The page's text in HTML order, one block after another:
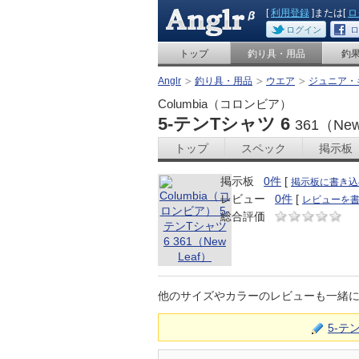
[利用登録 ]または[
ログイン
トップ 釣り具・用品 釣
Anglr 釣り具・用品 ウエア ジュニア
Columbia（コロンビア）
5-テンTシャツ 6 361（
トップ スペック 掲示板
掲示板 0件 [ 掲示板に書き
レビュー
0件 [ レビューを書
総合評価
他のサイズやカラーのレビューも一緒に
5-テ